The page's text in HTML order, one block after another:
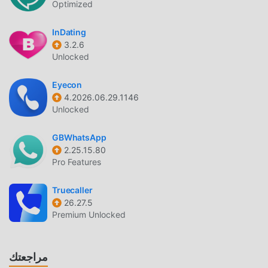
bodies’” - PEOPLEFREE to Join! Why not try it now?
China Dating باعتباره تطبيقًا شائعًا جدًا communication مؤخرًا ،
في جميع أنحاء العالم. إذا كنت ترغب في تنزيل هذا التطبيق ، فإن
moddroid هو خيارك الأفضل. لا يوفر لك moddroid أحدث إصدار
من China Dating 5.1.2 مجانًا ، ولكنه يوفر أيضًا تعديلات Free مجانًا
جميع تعديلات China Dating لن تفرض على المستخدمين أي رسوم
، وهي آمنة 100٪ ومتاحة ومجانية للتثبيت. فقط قم بتنزيل عميل
وظائفه القوية عددًا كبيرًا من المستخدمين. مقارنةً بالتطبيقات
التقليدية communication ، يوفر China Dating تجربة أكثر ثراءً
Optimized
InDating
3.2.6
Unlocked
Eyecon
4.2026.06.29.1146
Unlocked
GBWhatsApp
2.25.15.80
Pro Features
Truecaller
26.27.5
Premium Unlocked
مراجعتك